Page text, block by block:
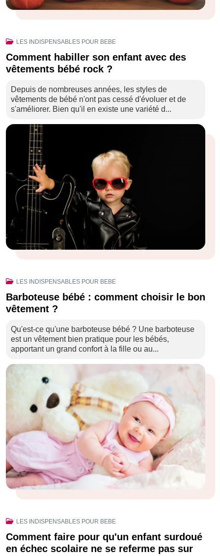
LES INDISPENSABLES POUR BEBE
Comment habiller son enfant avec des
vêtements bébé rock ?
Depuis de nombreuses années, les styles de
vêtements de bébé n'ont pas cessé d'évoluer et de
s'améliorer. Bien qu'il en existe une variété d...
LES INDISPENSABLES POUR BEBE
Barboteuse bébé : comment choisir le bon
vêtement ?
Qu'est-ce qu'une barboteuse bébé ? Une barboteuse
est un vêtement bien pratique pour les bébés,
apportant un grand confort à la fille ou au...
LES INDISPENSABLES POUR BEBE
Comment faire pour qu'un enfant surdoué
en échec scolaire ne se referme pas sur